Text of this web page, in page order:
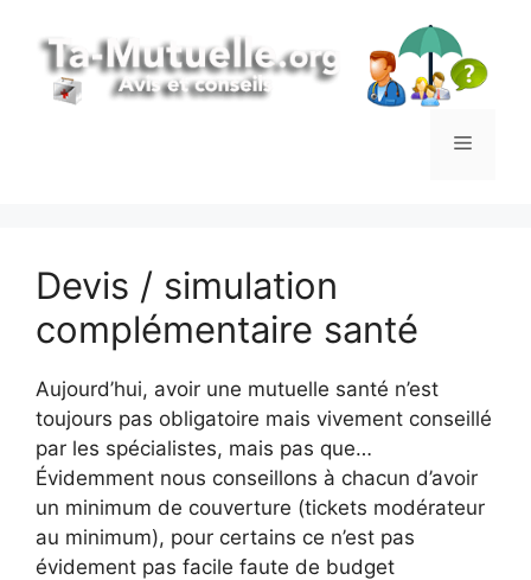
contenu
Menu
Devis / simulation
complémentaire santé
Aujourd’hui, avoir une mutuelle santé n’est
toujours pas obligatoire mais vivement conseillé
par les spécialistes, mais pas que…
Évidemment nous conseillons à chacun d’avoir
un minimum de couverture (tickets modérateur
au minimum), pour certains ce n’est pas
évidement pas facile faute de budget